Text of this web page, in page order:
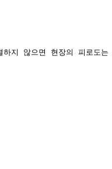
하지 않으면 현장의 피로도